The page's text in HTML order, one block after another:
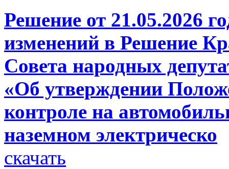
Решение от 21.05.2026
изменений в Решение
Совета народных
«Об утверждении
контроле на
наземном электрическо
скачать